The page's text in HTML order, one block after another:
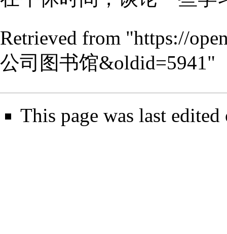
Retrieved from "https://
公司图书馆&oldid=5941"
This page was last